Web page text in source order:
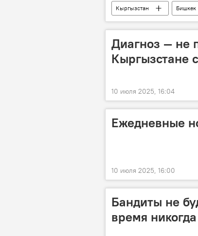
Кыргызстан Бишкек
Нурадин Рустамбек уулу
Диагноз — не
Кыргызстане
10 июля 2025, 16:04
Ежедневные
10 июля 2025, 16:00
Бандиты не
время